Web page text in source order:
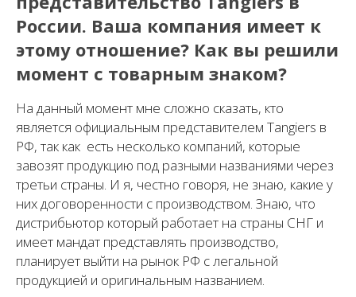
России. Ваша компания имеет к
этому отношение? Как вы решили
момент с товарным знаком?
На данный момент мне сложно сказать, кто
является официальным представителем Tangiers в
РФ, так как есть несколько компаний, которые
завозят продукцию под разными названиями через
третьи страны. И я, честно говоря, не знаю, какие у
них договоренности с производством. Знаю, что
дистрибьютор который работает на страны СНГ и
имеет мандат представлять производство,
планирует выйти на рынок РФ с легальной
продукцией и оригинальным названием.